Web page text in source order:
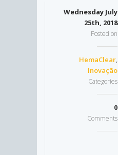
Wednesday July
25th, 2018
Posted on
HemaClear,
Inovação
Categories
0
Comments